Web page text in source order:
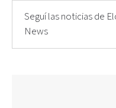
Seguí las noticias de
News